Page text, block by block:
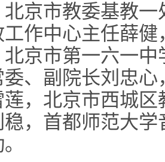
教委基教一处
作中心主任薛
京市第一六一
、副院长刘忠
，北京市西城
，首都师范大